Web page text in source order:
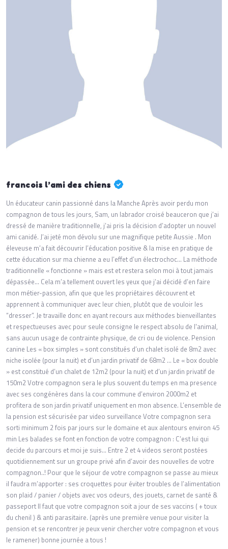
francois l’ami des chiens
Un éducateur canin passionné dans la Manche Après avoir perdu mon
compagnon de tous les jours, Sam, un labrador croisé beauceron que j’ai
dressé de manière traditionnelle, j’ai pris la décision d’adopter un nouvel
ami canidé. J’ai jeté mon dévolu sur une magnifique petite Aussie . Mon
éleveuse m’a fait découvrir l’éducation positive & la mise en pratique de
cette éducation sur ma chienne a eu l’effet d’un électrochoc... La méthode
traditionnelle « fonctionne » mais est et restera selon moi à tout jamais
dépassée... Cela m’a tellement ouvert les yeux que j’ai décidé d’en faire
mon métier-passion, afin que que les propriétaires découvrent et
apprennent à communiquer avec leur chien, plutôt que de vouloir les
“dresser”. Je travaille donc en ayant recours aux méthodes bienveillantes
et respectueuses avec pour seule consigne le respect absolu de l'animal,
sans aucun usage de contrainte physique, de cri ou de violence. Pension
canine Les « box simples » sont constitués d’un chalet isolé de 8m2 avec
niche isolée (pour la nuit) et d’un jardin privatif de 68m2 … Le « box double
» est constitué d’un chalet de 12m2 (pour la nuit) et d’un jardin privatif de
150m2 Votre compagnon sera le plus souvent du temps en ma presence
avec ses congénères dans la cour commune d’environ 2000m2 et
profitera de son jardin privatif uniquement en mon absence. L’ensemble de
la pension est sécurisée par video surveillance Votre compagnon sera
sorti minimum 2 fois par jours sur le domaine et aux alentours environ 45
min Les balades se font en fonction de votre compagnon : C’est lui qui
decide du parcours et moi je suis... Entre 2 et 4 videos seront postées
quotidiennement sur un groupe privé afin d’avoir des nouvelles de votre
compagnon..! Pour que le séjour de votre compagnon se passe au mieux
il faudra m’apporter : ses croquettes pour éviter troubles de l’alimentation
son plaid / panier / objets avec vos odeurs, des jouets, carnet de santé &
passeport Il faut que votre compagnon soit a jour de ses vaccins ( + toux
du chenil ) & anti parasitaire. (après une première venue pour visiter la
pension et se rencontrer je peux venir chercher votre compagnon et vous
le ramener) bonne journée a tous !